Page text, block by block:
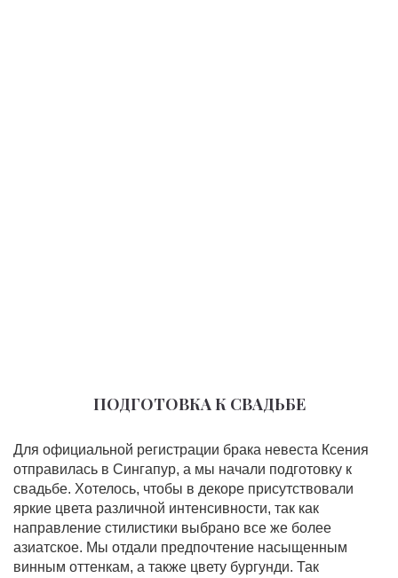
ПОДГОТОВКА К СВАДЬБЕ
Для официальной регистрации брака невеста Ксения
отправилась в Сингапур, а мы начали подготовку к
свадьбе. Хотелось, чтобы в декоре присутствовали
яркие цвета различной интенсивности, так как
направление стилистики выбрано все же более
азиатское. Мы отдали предпочтение насыщенным
винным оттенкам, а также цвету бургунди. Так